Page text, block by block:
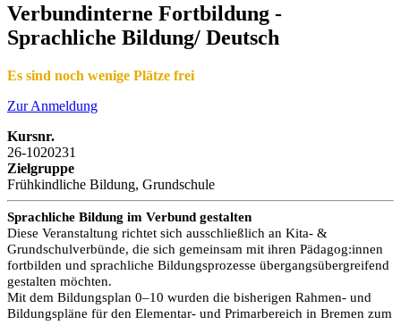
Verbundinterne Fortbildung -
Sprachliche Bildung/ Deutsch
Es sind noch wenige Plätze frei
Zur Anmeldung
Kursnr.
26-1020231
Zielgruppe
Frühkindliche Bildung, Grundschule
Sprachliche Bildung im Verbund gestalten
Diese Veranstaltung richtet sich ausschließlich an Kita- &
Grundschulverbünde, die sich gemeinsam mit ihren Pädagog:innen
fortbilden und sprachliche Bildungsprozesse übergangsübergreifend
gestalten möchten.
Mit dem Bildungsplan 0–10 wurden die bisherigen Rahmen- und
Bildungspläne für den Elementar- und Primarbereich in Bremen zum